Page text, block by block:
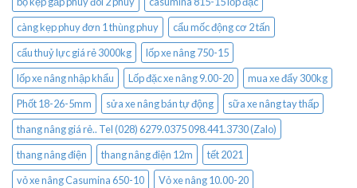
càng kẹp phuy đơn 1 thùng phuy
cẩu mốc động cơ 2 tấn
cẩu thuỷ lực giá rẻ 3000kg
lốp xe nâng 750-15
lốp xe nâng nhập khẩu
Lốp đặc xe nâng 9.00-20
mua xe đẩy 300kg
Phốt 18-26-5mm
sửa xe nâng bán tự động
sữa xe nâng tay thấp
thang nâng giá rẻ.. Tel (028) 6279.0375 098.441.3730 (Zalo)
thang nâng điện
thang nâng điện 12m
tết 2021
vỏ xe nâng Casumina 650-10
Vỏ xe nâng 10.00-20